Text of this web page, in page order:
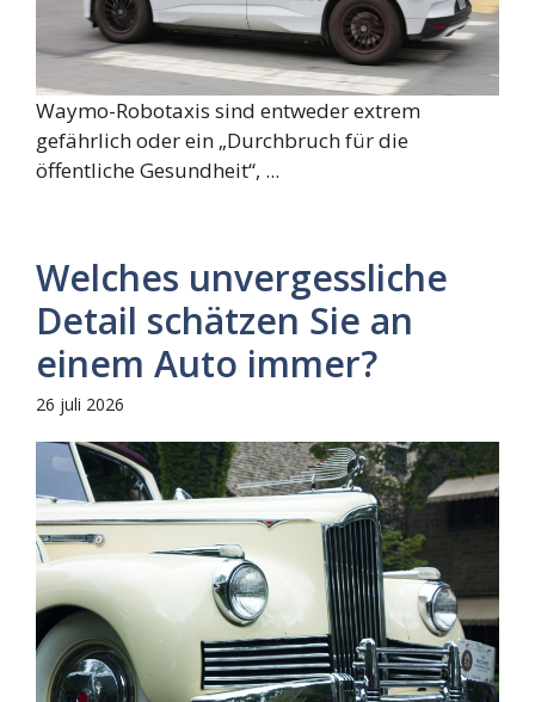
Waymo-Robotaxis sind entweder extrem
gefährlich oder ein „Durchbruch für die
öffentliche Gesundheit“, ...
Welches unvergessliche
Detail schätzen Sie an
einem Auto immer?
26 juli 2026